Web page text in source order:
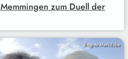
zum Duell der
Brigitte Merk-Erbe